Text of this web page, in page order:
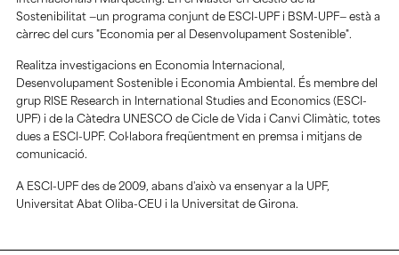
Sostenibilitat —un programa conjunt de ESCI-UPF i BSM-UPF— està a
càrrec del curs "Economia per al Desenvolupament Sostenible".
Realitza investigacions en Economia Internacional,
Desenvolupament Sostenible i Economia Ambiental. És membre del
grup RISE Research in International Studies and Economics (ESCI-
UPF) i de la Càtedra UNESCO de Cicle de Vida i Canvi Climàtic, totes
dues a ESCI-UPF. Col·labora freqüentment en premsa i mitjans de
comunicació.
A ESCI-UPF des de 2009, abans d'això va ensenyar a la UPF,
Universitat Abat Oliba-CEU i la Universitat de Girona.